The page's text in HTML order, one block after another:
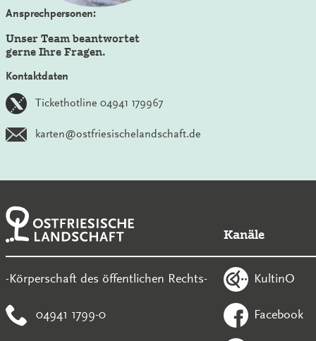
Ansprechpersonen:
Unser Team beantwortet
gerne Ihre Fragen.
Kontaktdaten
Tickethotline 04941 179967
karten@ostfriesischelandschaft.de
-Körperschaft des öffentlichen Rechts-
04941 1799-0
Kanäle
KultinO
Facebook